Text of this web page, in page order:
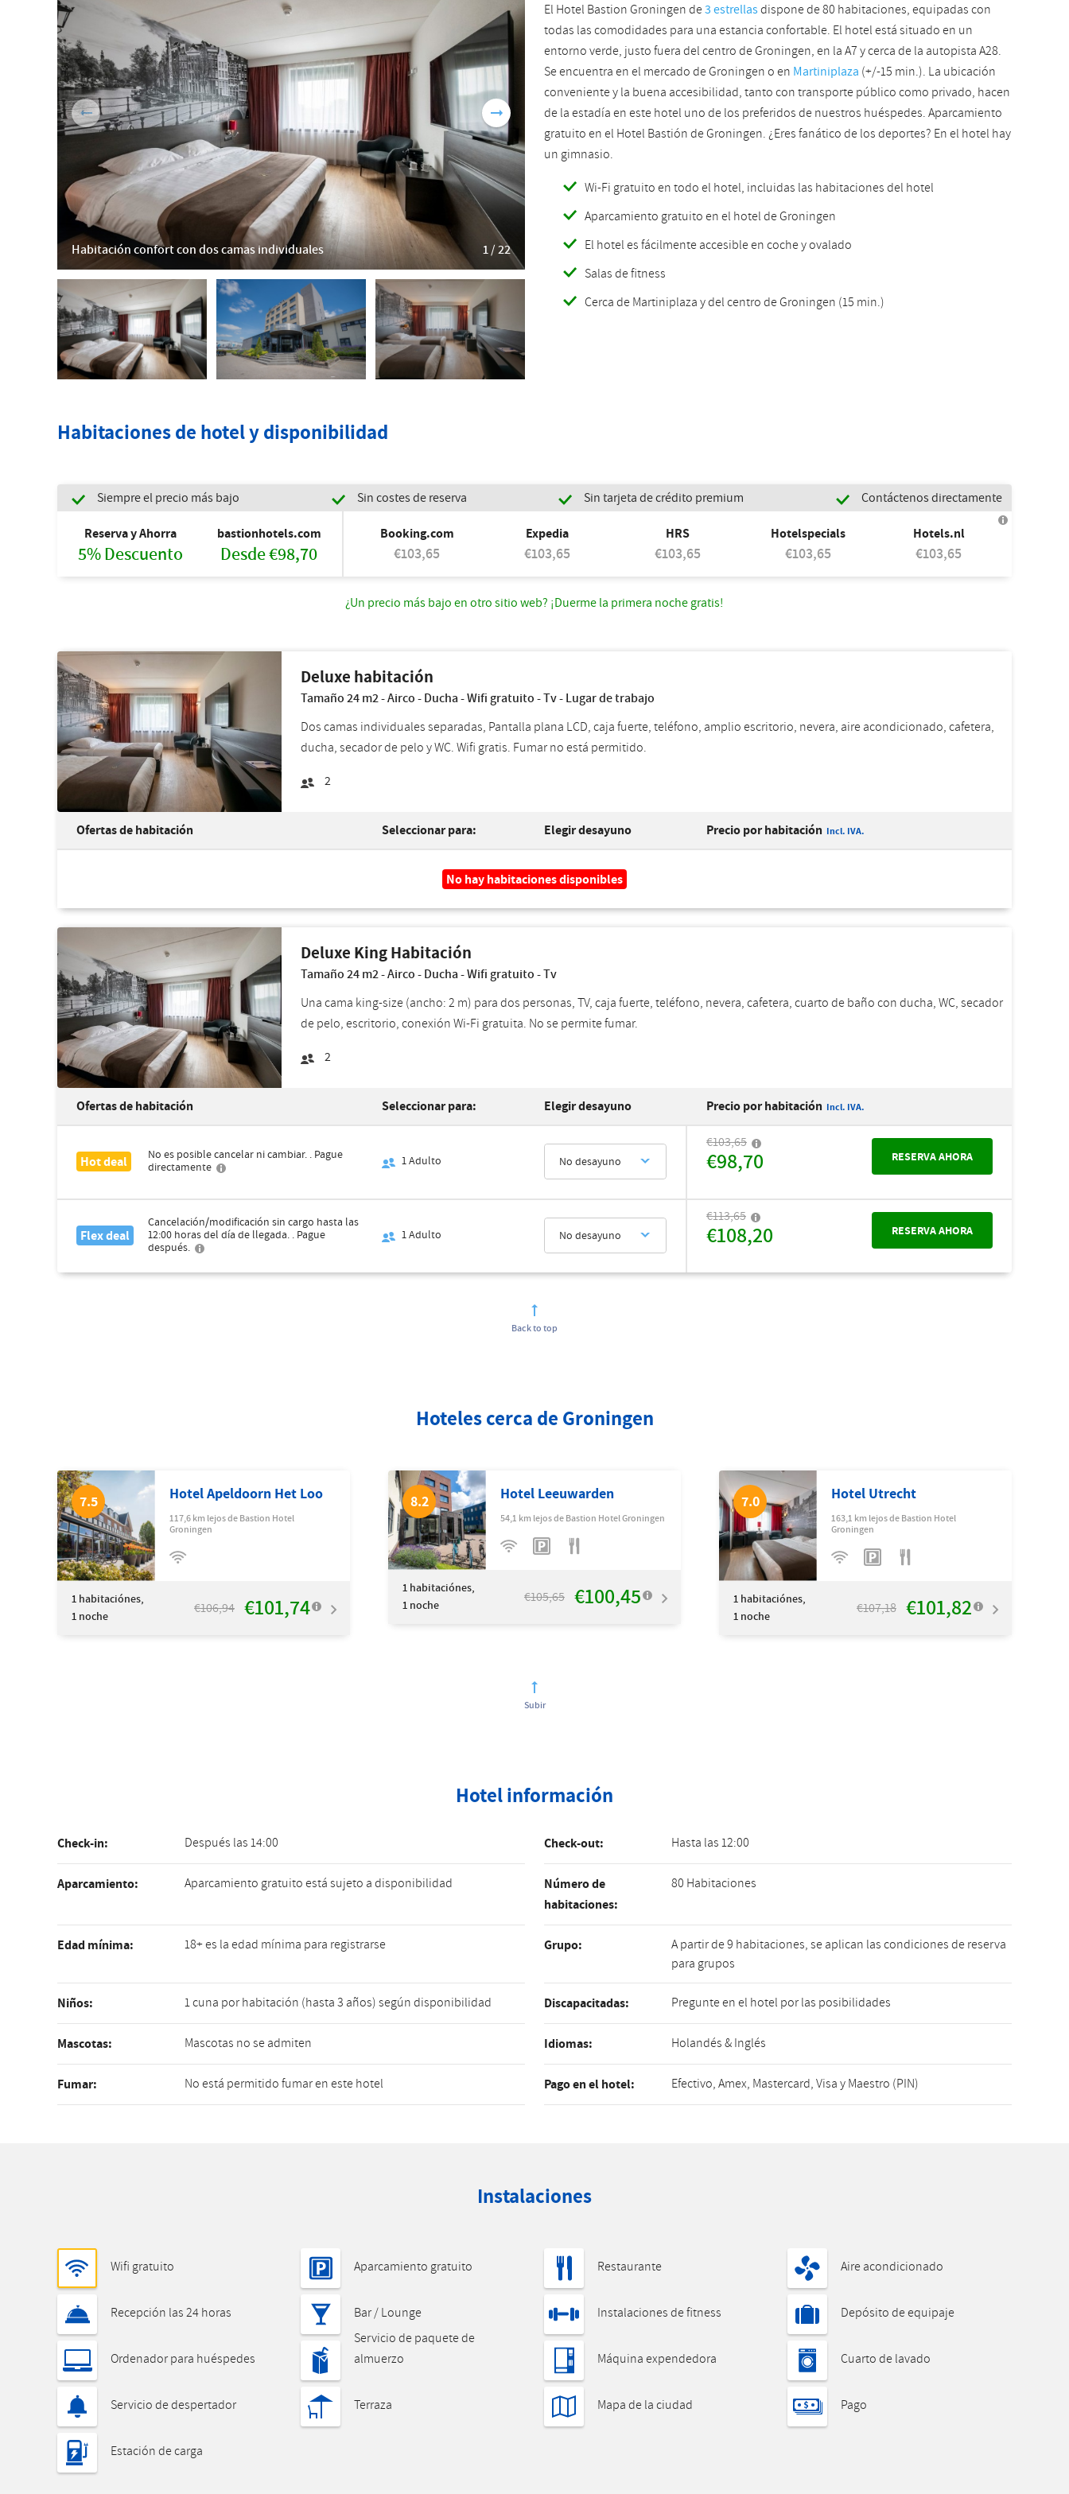
Romanian Turkish Slovak
Habitación confort con dos camas individuales 1 / 22
El Hotel Bastion Groningen de3 estrellasdispone de 80 habitaciones, equipadas con
todas las comodidades para una estancia confortable. El hotel está situado en un
entorno verde, justo fuera del centro de Groningen, en la A7 y cerca de la autopista A28.
Se encuentra en el mercado de Groningen o en Martiniplaza (+/-15 min.). La ubicación
conveniente y la buena accesibilidad, tanto con transporte público como privado, hacen
de la estadía en este hotel uno de los preferidos de nuestros huéspedes. Aparcamiento
gratuito en el Hotel Bastión de Groningen. ¿Eres fanático de los deportes? En el hotel hay
un gimnasio.
Wi-Fi gratuito en todo el hotel, incluidas las habitaciones del hotel
Aparcamiento gratuito en el hotel de Groningen
El hotel es fácilmente accesible en coche y ovalado
Salas de fitness
Cerca de Martiniplaza y del centro de Groningen (15 min.)
Habitaciones de hotel y disponibilidad
Siempre el precio más bajo Sin costes de reserva Sin tarjeta de crédito premium Contáctenos directamente
Reserva y Ahorra
5% Descuento
bastionhotels.com
Desde €98,70
Booking.com
€103,65
Expedia
€103,65
HRS
€103,65
Hotelspecials
€103,65
Hotels.nl
€103,65
¿Un precio más bajo en otro sitio web? ¡Duerme la primera noche gratis!
Deluxe habitación
Tamaño 24 m2 - Airco - Ducha - Wifi gratuito - Tv - Lugar de trabajo
Dos camas individuales separadas, Pantalla plana LCD, caja fuerte, teléfono, amplio escritorio, nevera, aire acondicionado, cafetera,
ducha, secador de pelo y WC. Wifi gratis. Fumar no está permitido.
2
Ofertas de habitación Seleccionar para: Elegir desayuno Precio por habitación Incl. IVA.
No hay habitaciones disponibles
Deluxe King Habitación
Tamaño 24 m2 - Airco - Ducha - Wifi gratuito - Tv
Una cama king-size (ancho: 2 m) para dos personas, TV, caja fuerte, teléfono, nevera, cafetera, cuarto de baño con ducha, WC, secador
de pelo, escritorio, conexión Wi-Fi gratuita. No se permite fumar.
2
Ofertas de habitación Seleccionar para: Elegir desayuno Precio por habitación Incl. IVA.
Hot deal
No es posible cancelar ni cambiar. . Pague
directamente
1Adulto No desayuno
€103,65
€98,70 RESERVA AHORA
Flex deal
Cancelación/modificación sin cargo hasta las
12:00 horas del día de llegada. . Pague
después.
1Adulto No desayuno
€113,65
€108,20 RESERVA AHORA
Back to top
Hoteles cerca de Groningen
7.5 Hotel Apeldoorn Het Loo
117,6 km lejos de Bastion Hotel
Groningen
1 habitaciónes,
1 noche
€106,94 €101,74
8.2 Hotel Leeuwarden
54,1 km lejos de Bastion Hotel Groningen
1 habitaciónes,
1 noche
€105,65 €100,45
7.0 Hotel Utrecht
163,1 km lejos de Bastion Hotel
Groningen
1 habitaciónes,
1 noche
€107,18 €101,82
Subir
Hotel información
Check-in: Después las 14:00 Check-out: Hasta las 12:00
Aparcamiento: Aparcamiento gratuito está sujeto a disponibilidad
Número de
habitaciones:
80 Habitaciones
Edad mínima: 18+ es la edad mínima para registrarse Grupo:
A partir de 9 habitaciones, se aplican las condiciones de reserva
para grupos
Niños: 1 cuna por habitación (hasta 3 años) según disponibilidad Discapacitadas: Pregunte en el hotel por las posibilidades
Mascotas: Mascotas no se admiten Idiomas: Holandés & Inglés
Fumar: No está permitido fumar en este hotel Pago en el hotel: Efectivo, Amex, Mastercard, Visa y Maestro (PIN)
Instalaciones
Wifi gratuito Aparcamiento gratuito Restaurante Aire acondicionado
Recepción las 24 horas Bar / Lounge Instalaciones de fitness Depósito de equipaje
Ordenador para huéspedes
Servicio de paquete de
almuerzo
Máquina expendedora Cuarto de lavado
Servicio de despertador Terraza Mapa de la ciudad Pago
Estación de carga